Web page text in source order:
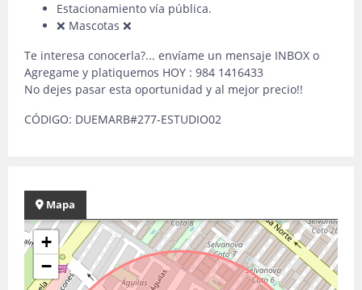
Estacionamiento vía pública.
❌ Mascotas ❌
Te interesa conocerla?... envíame un mensaje INBOX o
Agregame y platiquemos HOY : 984 1416433
No dejes pasar esta oportunidad y al mejor precio!!
CÓDIGO: DUEMARB#277-ESTUDIO02
Mapa
+
−